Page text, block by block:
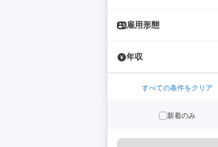
雇用形態
年収
すべての条件をクリア
新着のみ